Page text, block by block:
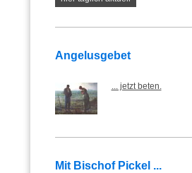
Angelusgebet
... jetzt beten.
Mit Bischof Pickel ...